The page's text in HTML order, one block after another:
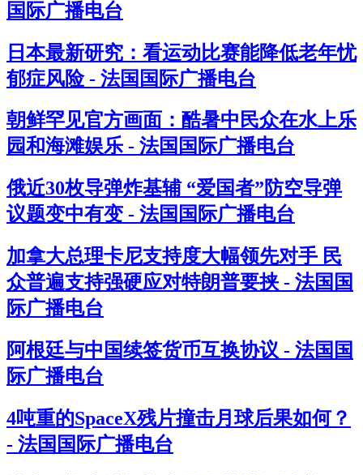
国际广播电台
日本最新研究：看运动比赛能降低老年忧
郁症风险 - 法国国际广播电台
朝鲜罕见官方画面：酷暑中民众在水上乐
园和海滩娱乐 - 法国国际广播电台
俄近30枚导弹炸基辅 “爱国者”防空导弹
议题变中有变 - 法国国际广播电台
加拿大总理卡尼支持度大幅领先对手 民
众普遍支持强硬应对特朗普要挟 - 法国国
际广播电台
阿根廷与中国续签货币互换协议 - 法国国
际广播电台
4吨重的SpaceX残片撞击月球后果如何？
- 法国国际广播电台